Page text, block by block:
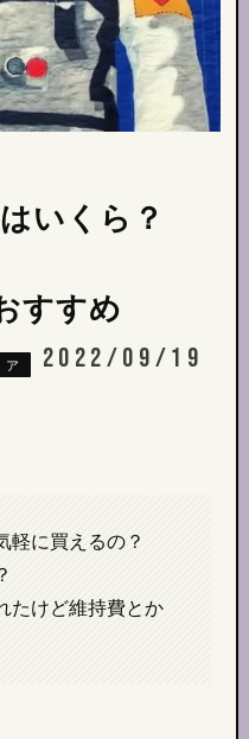
いくら？
すすめ
2022/09/19
軽に買えるの？
たけど維持費とか